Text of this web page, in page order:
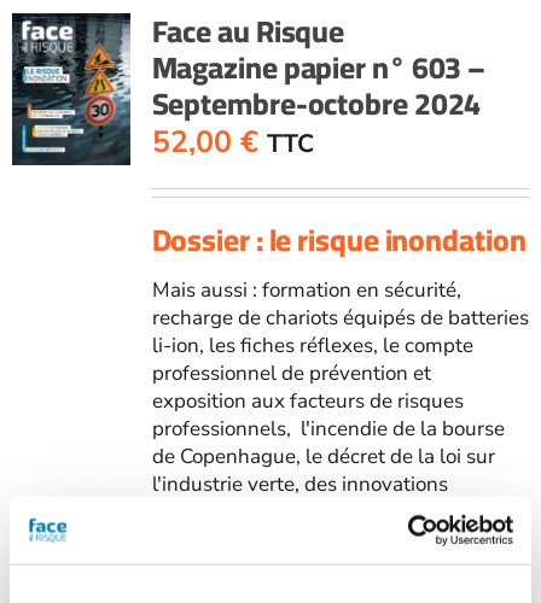
611
-
Janvier-
février
2026
Face au Risque
Magazine papier n° 603 –
Septembre-octobre 2024
52,00 € TTC
Dossier : le risque inondation
Mais aussi : formation en sécurité,
recharge de chariots équipés de batteries
li-ion, les fiches réflexes, le compte
professionnel de prévention et
exposition aux facteurs de risques
professionnels, l'incendie de la bourse
de Copenhague, le décret de la loi sur
l'industrie verte, des innovations
techniques pour les lances à incendie...
> Voir le sommaire du n° 603